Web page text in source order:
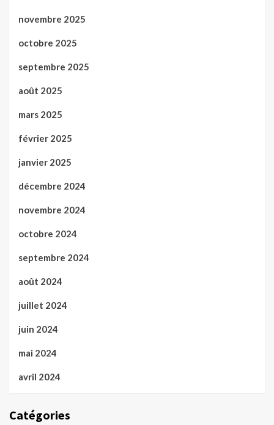
novembre 2025
octobre 2025
septembre 2025
août 2025
mars 2025
février 2025
janvier 2025
décembre 2024
novembre 2024
octobre 2024
septembre 2024
août 2024
juillet 2024
juin 2024
mai 2024
avril 2024
Catégories